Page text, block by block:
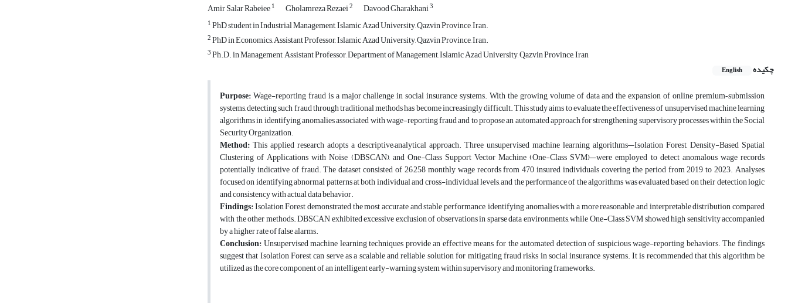
Amir Salar Rabeiee1 Gholamreza Rezaei2 Davood Gharakhani3
1PhD student in Industrial Management, Islamic Azad University, Qazvin Province, Iran.
2PhD in Economics, Assistant Professor, Islamic Azad University, Qazvin Province, Iran.
3Ph.D. in Management, Assistant Professor, Department of Management, Islamic Azad University, Qazvin Province, Iran
چکیده
English
Purpose:Wage-reporting fraud is a major challenge in social insurance systems. With the growing volume of data and the expansion of online premium‑submission
systems, detecting such fraud through traditional methods has become increasingly difficult. This study aims to evaluate the effectiveness of unsupervised machine learning
algorithms in identifying anomalies associated with wage-reporting fraud and to propose an automated approach for strengthening supervisory processes within the Social
Security Organization.
Method:This applied research adopts a descriptive–analytical approach. Three unsupervised machine learning algorithms—Isolation Forest, Density-Based Spatial
Clustering of Applications with Noise (DBSCAN), and One-Class Support Vector Machine (One-Class SVM)—were employed to detect anomalous wage records
potentially indicative of fraud. The dataset consisted of 26,258 monthly wage records from 470 insured individuals covering the period from 2019 to 2023. Analyses
focused on identifying abnormal patterns at both individual and cross-individual levels, and the performance of the algorithms was evaluated based on their detection logic
and consistency with actual data behavior.
Findings:Isolation Forest demonstrated the most accurate and stable performance, identifying anomalies with a more reasonable and interpretable distribution compared
with the other methods. DBSCAN exhibited excessive exclusion of observations in sparse data environments, while One-Class SVM showed high sensitivity accompanied
by a higher rate of false alarms.
Conclusion:Unsupervised machine learning techniques provide an effective means for the automated detection of suspicious wage-reporting behaviors. The findings
suggest that Isolation Forest can serve as a scalable and reliable solution for mitigating fraud risks in social insurance systems. It is recommended that this algorithm be
utilized as the core component of an intelligent early-warning system within supervisory and monitoring frameworks.